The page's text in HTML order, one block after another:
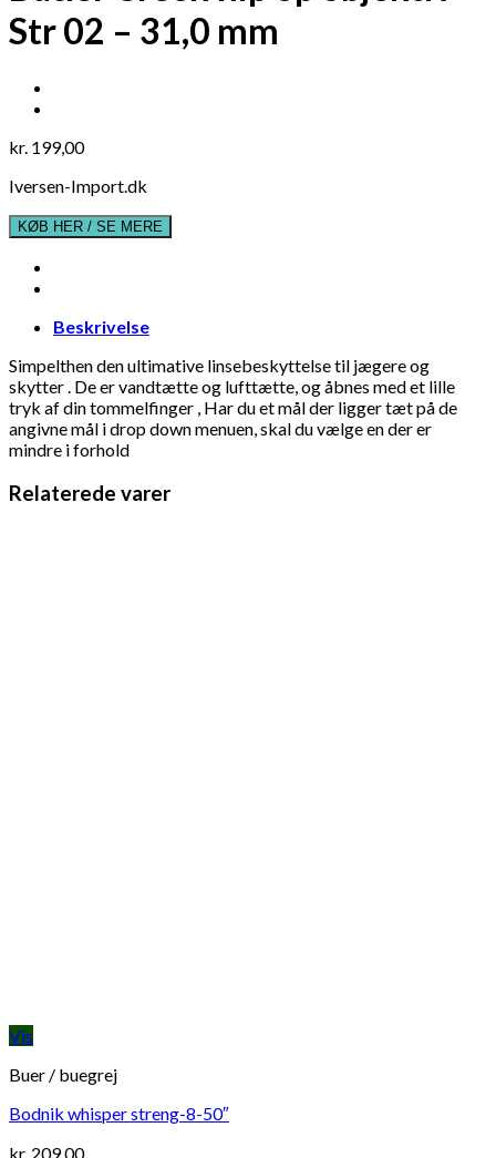
Str 02 – 31,0 mm
kr. 199,00
Iversen-Import.dk
KØB HER / SE MERE
Beskrivelse
Simpelthen den ultimative linsebeskyttelse til jægere og
skytter . De er vandtætte og lufttætte, og åbnes med et lille
tryk af din tommelfinger , Har du et mål der ligger tæt på de
angivne mål i drop down menuen, skal du vælge en der er
mindre i forhold
Relaterede varer
Vis
Buer / buegrej
Bodnik whisper streng-8-50″
kr. 209,00